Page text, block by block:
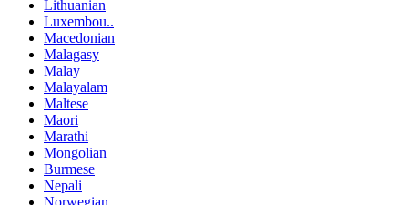
Lithuanian
Luxembou..
Macedonian
Malagasy
Malay
Malayalam
Maltese
Maori
Marathi
Mongolian
Burmese
Nepali
Norwegian